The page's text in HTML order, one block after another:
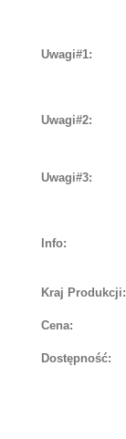
Uwagi#1:
Uwagi#2:
Uwagi#3:
Info:
Kraj Produkcji:
Cena:
Dostępność: